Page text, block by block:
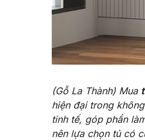
(Gỗ La Thành) Mua
hiện đại trong
tinh tế, góp phần
nên lựa chọn tủ có